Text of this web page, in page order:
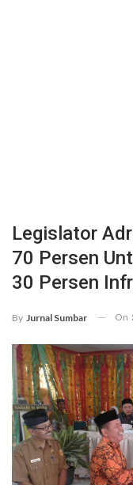
Legislator
70 Persen
30 Persen
By Jurnal Sumbar On